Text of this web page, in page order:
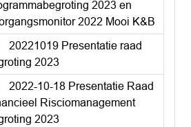
2023 en
2022 Mooi K&B
20221019 Presentatie raad
2023
2022-10-18 Presentatie Raad
Risciomanagement
2023